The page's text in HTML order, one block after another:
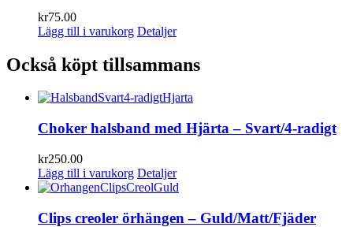
kr75.00
Lägg till i varukorg Detaljer
Också köpt tillsammans
Choker halsband med Hjärta – Svart/4-radigt
kr250.00
Lägg till i varukorg Detaljer
Clips creoler örhängen – Guld/Matt/Fjäder